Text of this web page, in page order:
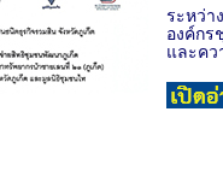
ระหว่
องค์ก
และค